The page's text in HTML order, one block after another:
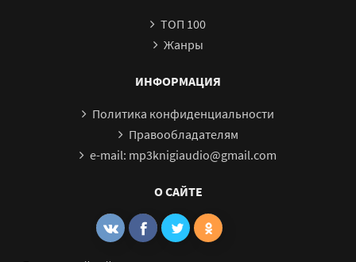
ТОП 100
Жанры
ИНФОРМАЦИЯ
Политика конфиденциальности
Правообладателям
e-mail: mp3knigiaudio@gmail.com
О САЙТЕ